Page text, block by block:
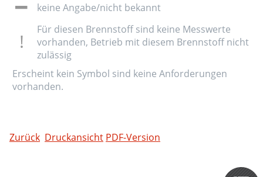
keine Angabe/nicht bekannt
Für diesen Brennstoff sind keine Messwerte
vorhanden, Betrieb mit diesem Brennstoff nicht
zulässig
Erscheint kein Symbol sind keine Anforderungen
vorhanden.
Zurück Druckansicht PDF-Version